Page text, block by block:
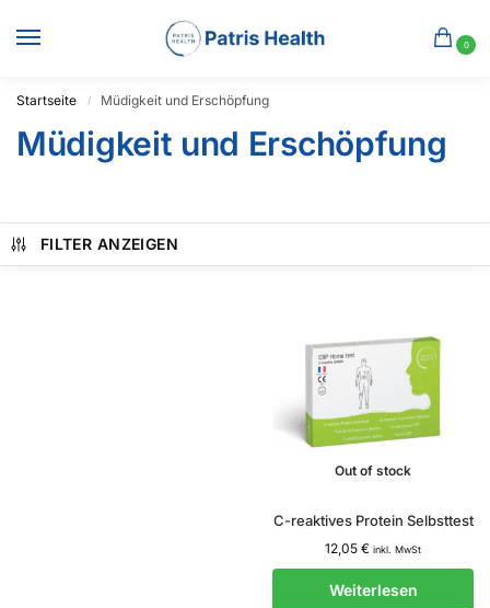
0
Startseite / Müdigkeit und Erschöpfung
Müdigkeit und Erschöpfung
FILTER ANZEIGEN
Out of stock
C-reaktives Protein Selbsttest
12,05 € inkl. MwSt
Weiterlesen